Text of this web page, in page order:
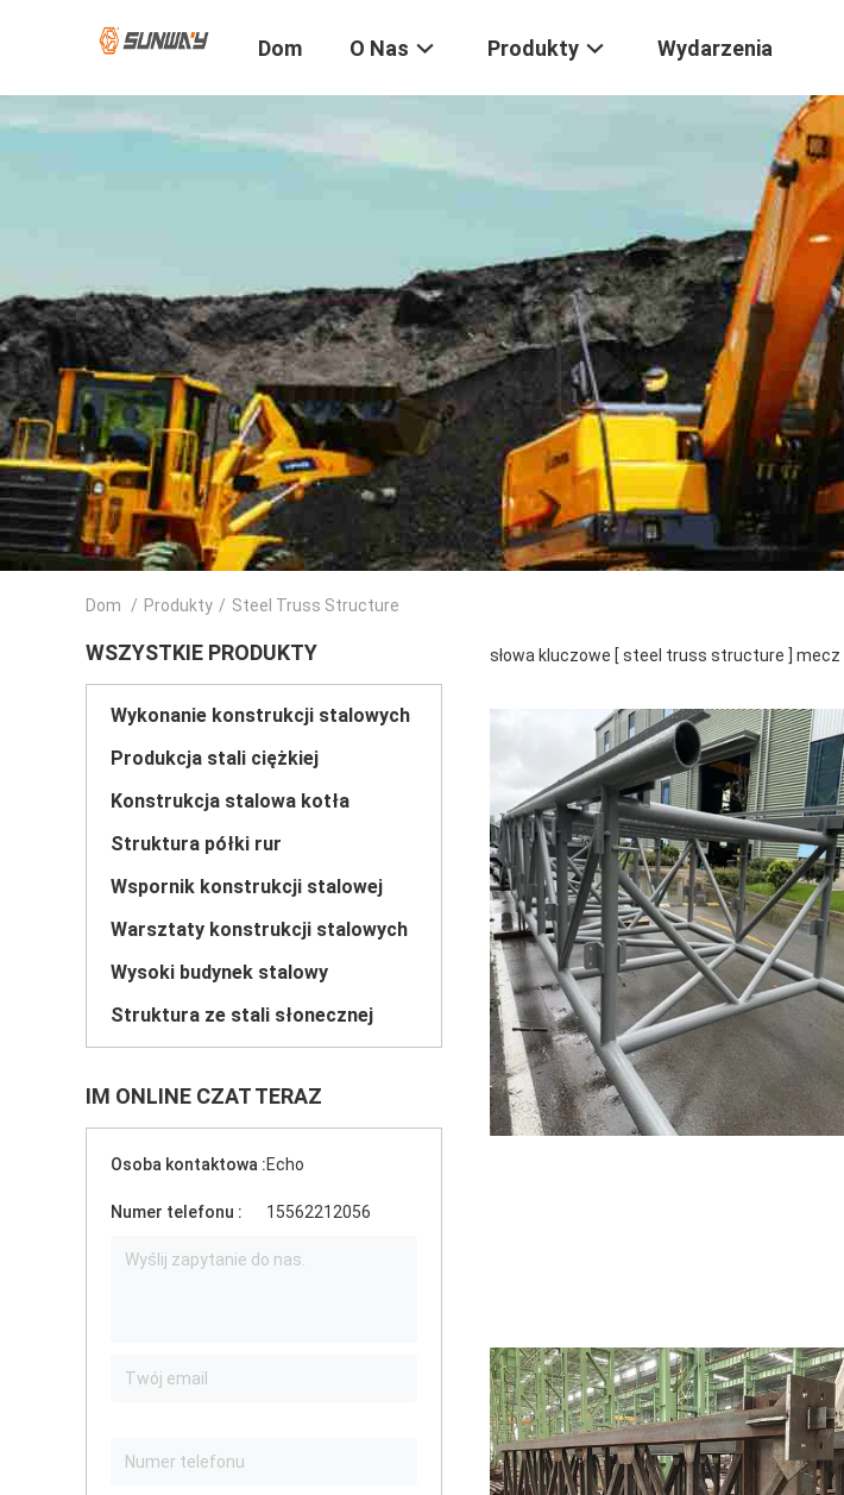
Dom O Nas Produkty Wydarzenia
Dom / Produkty / Steel Truss Structure
WSZYSTKIE PRODUKTY
Wykonanie konstrukcji stalowych
Produkcja stali ciężkiej
Konstrukcja stalowa kotła
Struktura półki rur
Wspornik konstrukcji stalowej
Warsztaty konstrukcji stalowych
Wysoki budynek stalowy
Struktura ze stali słonecznej
IM ONLINE CZAT TERAZ
Osoba kontaktowa :Echo
Numer telefonu : 15562212056
słowa kluczowe [ steel truss structure ] mecz